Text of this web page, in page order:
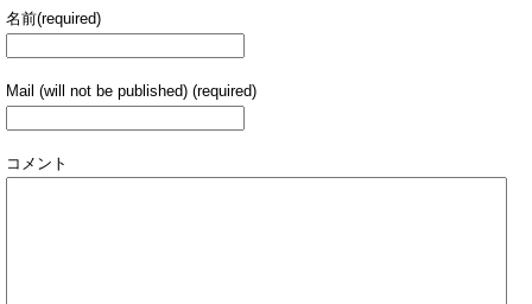
名前(required)
Mail (will not be published) (required)
コメント